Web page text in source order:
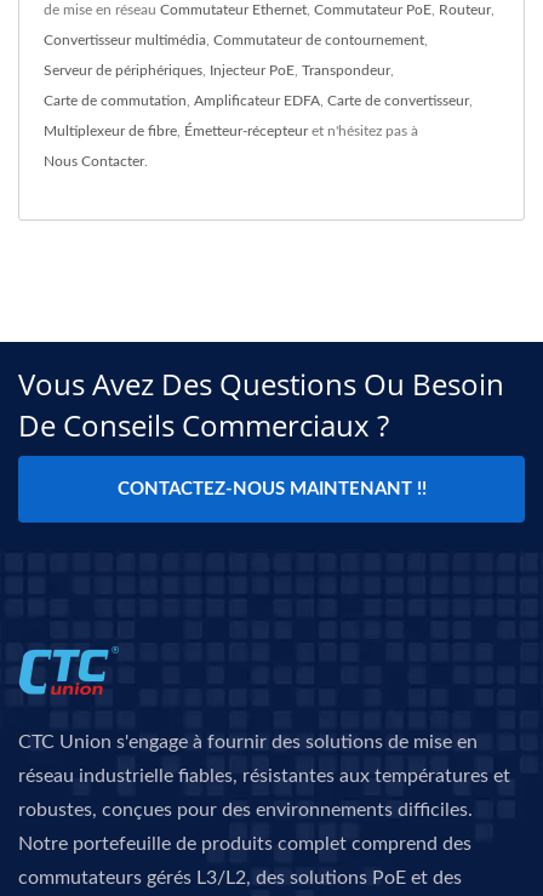
de mise en réseau Commutateur Ethernet Commutateur PoE Routeur,
Convertisseur multimédia Commutateur de contournement
Serveur de périphériques Injecteur PoE Transpondeur,
Carte de commutation Amplificateur EDFA Carte de convertisseur,
Multiplexeur de fibre Émetteur-récepteuret n'hésitez pas à
Nous Contacter.
Vous Avez Des Questions Ou Besoin
De Conseils Commerciaux ?
CONTACTEZ-NOUS MAINTENANT !!
CTC Union s'engage à fournir des solutions de mise en
réseau industrielle fiables, résistantes aux températures et
robustes, conçues pour des environnements difficiles.
Notre portefeuille de produits complet comprend des
commutateurs gérés L3/L2, des solutions PoE et des